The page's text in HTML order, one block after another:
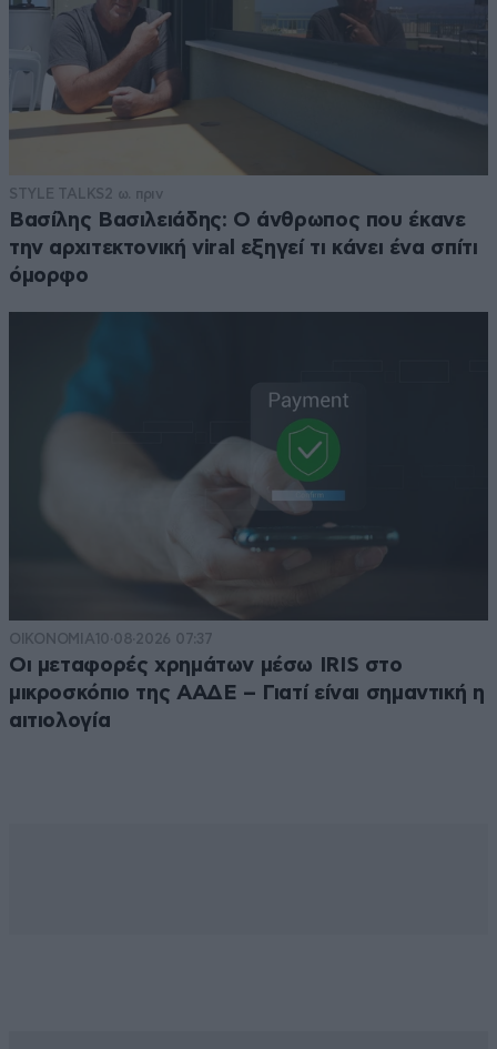
STYLE TALKS 2 ω. πριν
Βασίλης Βασιλειάδης: Ο άνθρωπος που έκανε
την αρχιτεκτονική viral εξηγεί τι κάνει ένα σπίτι
όμορφο
ΟΙΚΟΝΟΜΙΑ10·08·2026 07:37
Οι μεταφορές χρημάτων μέσω IRIS στο
μικροσκόπιο της ΑΑΔΕ – Γιατί είναι σημαντική η
αιτιολογία